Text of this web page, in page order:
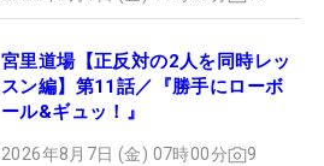
宮里道場【正反対の2人を同時レッ
スン編】第11話／『勝手にローボ
ール&ギュッ！』
2026年8月7日 (金) 07時00分 9